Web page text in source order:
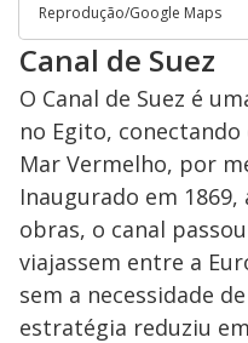
Reprodução/Google Maps
Canal de Suez
O Canal de Suez é
no Egito,
Mar Vermelho, por
Inaugurado em 1869,
obras, o canal
viajassem entre a
sem a necessidade
estratégia reduziu